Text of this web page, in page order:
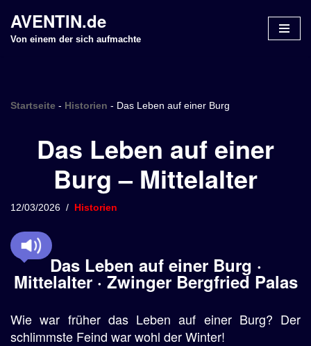
Z
n
p
i
n
e
AVENTIN.de
Von einem der sich aufmachte
Startseite - Historien - Das Leben auf einer Burg
Das Leben auf einer
Burg – Mittelalter
12/03/2026 Historien
Das Leben auf einer Burg ·
Mittelalter · Zwinger Bergfried Palas
Wie war früher das Leben auf einer Burg? Der
schlimmste Feind war wohl der Winter!